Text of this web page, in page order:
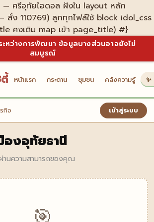
ศรีอุทัยไอดอล ฝังใน layout หลัก
ง 110769) ลูกทุกไฟล์ใช้ block idol_css
คงเดิม map เข้า page_title) #}
ะหว่างการพัฒนา ข้อมูลบางส่วนอาจยังไม่
สมบูรณ์
หน้าแรก กระดาน ชุมชน คลังความรู้
กิจ เข้าสู่ระบบ
องอุทัยธานี
านความสามารถของคุณ